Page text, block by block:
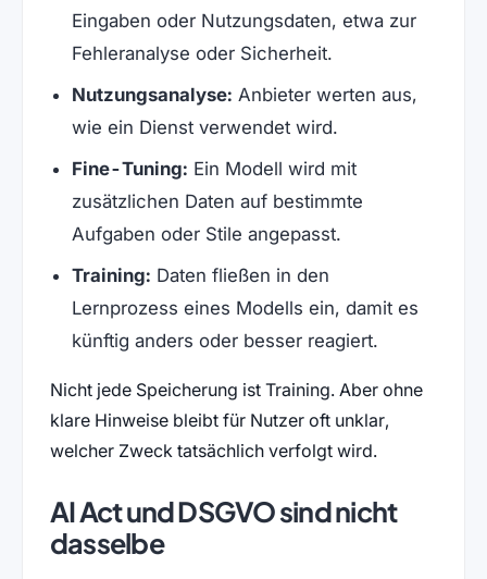
Eingaben oder Nutzungsdaten, etwa zur
Fehleranalyse oder Sicherheit.
Nutzungsanalyse: Anbieter werten aus,
wie ein Dienst verwendet wird.
Fine-Tuning: Ein Modell wird mit
zusätzlichen Daten auf bestimmte
Aufgaben oder Stile angepasst.
Training: Daten fließen in den
Lernprozess eines Modells ein, damit es
künftig anders oder besser reagiert.
Nicht jede Speicherung ist Training. Aber ohne
klare Hinweise bleibt für Nutzer oft unklar,
welcher Zweck tatsächlich verfolgt wird.
AI Act und DSGVO sind nicht
dasselbe